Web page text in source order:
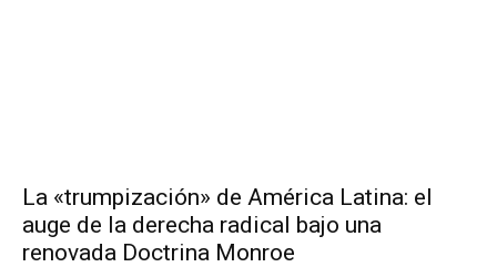
La «trumpización» de América Latina: el
auge de la derecha radical bajo una
renovada Doctrina Monroe